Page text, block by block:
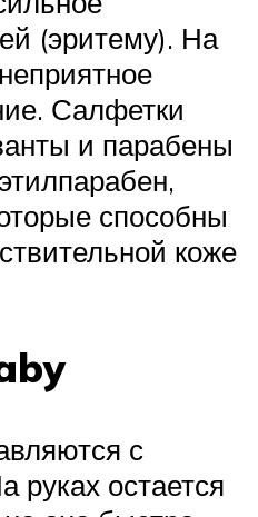
(эритему). На
Салфетки
и парабены
способны
коже
с
руках остается